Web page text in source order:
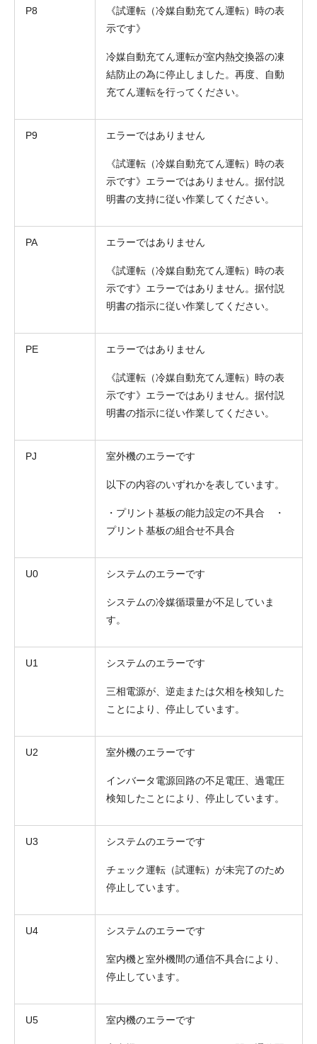
P8
《試運転（冷媒自動充てん運転）時の表
示です》
冷媒自動充てん運転が室内熱交換器の凍
結防止の為に停止しました。再度、自動
充てん運転を行ってください。
P9 エラーではありません
《試運転（冷媒自動充てん運転）時の表
示です》エラーではありません。据付説
明書の支持に従い作業してください。
PA エラーではありません
《試運転（冷媒自動充てん運転）時の表
示です》エラーではありません。据付説
明書の指示に従い作業してください。
PE エラーではありません
《試運転（冷媒自動充てん運転）時の表
示です》エラーではありません。据付説
明書の指示に従い作業してください。
PJ 室外機のエラーです
以下の内容のいずれかを表しています。
・プリント基板の能力設定の不具合 ・
プリント基板の組合せ不具合
U0 システムのエラーです
システムの冷媒循環量が不足していま
す。
U1 システムのエラーです
三相電源が、逆走または欠相を検知した
ことにより、停止しています。
U2 室外機のエラーです
インバータ電源回路の不足電圧、過電圧
検知したことにより、停止しています。
U3 システムのエラーです
チェック運転（試運転）が未完了のため
停止しています。
U4 システムのエラーです
室内機と室外機間の通信不具合により、
停止しています。
U5 室内機のエラーです